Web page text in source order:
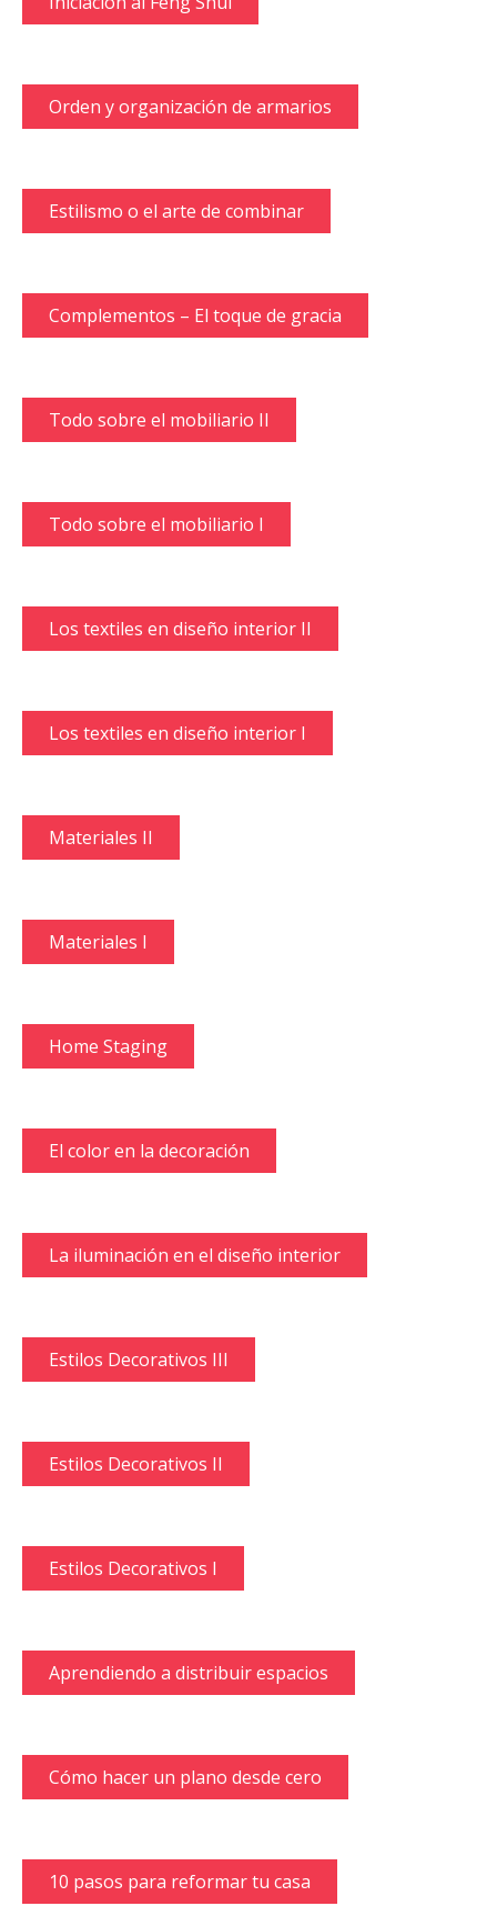
Orden y organización de armarios
Estilismo o el arte de combinar
Complementos – El toque de gracia
Todo sobre el mobiliario II
Todo sobre el mobiliario I
Los textiles en diseño interior II
Los textiles en diseño interior I
Materiales II
Materiales I
Home Staging
El color en la decoración
La iluminación en el diseño interior
Estilos Decorativos III
Estilos Decorativos II
Estilos Decorativos I
Aprendiendo a distribuir espacios
Cómo hacer un plano desde cero
10 pasos para reformar tu casa